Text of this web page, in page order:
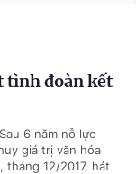
tình đoàn kết
6 năm nỗ lực
giá trị văn hóa
12/2017, hát